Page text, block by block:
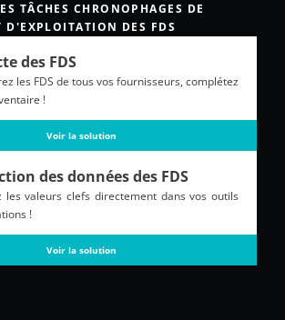
TÂCHES CHRONOPHAGES DE
D'EXPLOITATION DES FDS
des FDS
les FDS de tous vos fournisseurs, complétez
!
Voir la solution
des données des FDS
les valeurs clefs directement dans vos outils
!
Voir la solution